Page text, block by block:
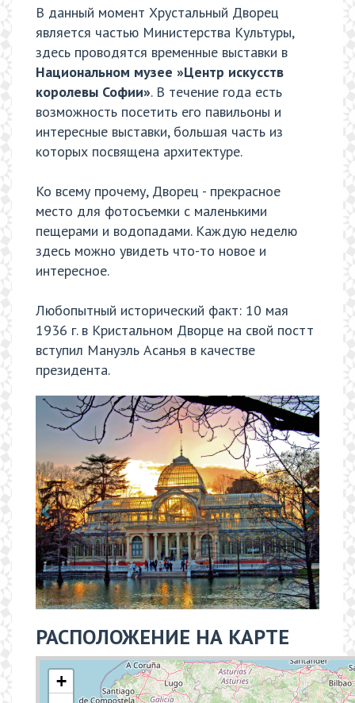
В данный момент Хрустальный Дворец
является частью Министерства Культуры,
здесь проводятся временные выставки в
Национальном музее »Центр искусств
королевы Софии». В течение года есть
возможность посетить его павильоны и
интересные выставки, большая часть из
которых посвящена архитектуре.
Ко всему прочему, Дворец - прекрасное
место для фотосъемки с маленькими
пещерами и водопадами. Каждую неделю
здесь можно увидеть что-то новое и
интересное.
Любопытный исторический факт: 10 мая
1936 г. в Кристальном Дворце на свой постт
вступил Мануэль Асанья в качестве
президента.
РАСПОЛОЖЕНИЕ НА КАРТЕ
+